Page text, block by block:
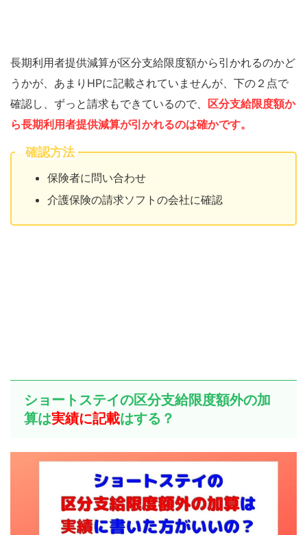
長期利用者提供減算が区分支給限度額から引かれるのかど
うかが、あまりHPに記載されていませんが、下の２点で
確認し、ずっと請求もできているので、 区分支給限度額か
ら長期利用者提供減算が引かれるのは確かです。
確認方法
保険者に問い合わせ
介護保険の請求ソフトの会社に確認
ショートステイの区分支給限度額外の加
算は実績に記載はする？